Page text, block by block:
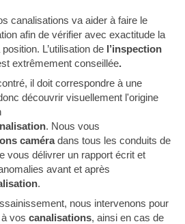
canalisations va aider à faire le
afin de vérifier avec exactitude la
L’utilisation de l’inspection
extrêmement conseillée.
il doit correspondre à une
découvrir visuellement l'origine
. Nous vous
caméradans tous les conduits de
vous délivrer un rapport écrit et
avant et après
.
nous intervenons pour
vos canalisations, ainsi en cas de